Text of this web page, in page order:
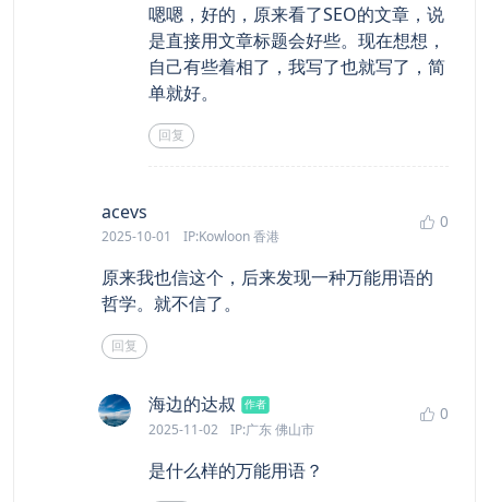
嗯嗯，好的，原来看了SEO的文章，说
是直接用文章标题会好些。现在想想，
自己有些着相了，我写了也就写了，简
单就好。
回复
0
acevs
2025-10-01 IP:Kowloon 香港
原来我也信这个，后来发现一种万能用语的
哲学。就不信了。
回复
0
海边的达叔says:
作者
2025-11-02 IP:广东 佛山市
是什么样的万能用语？